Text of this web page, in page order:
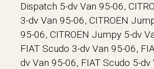
Dispatch 5-dv Van 95-06,
3-dv Van 95-06, CITROËN
95-06, CITROËN Jumpy 5-dv
FIAT Scudo 3-dv Van 95-06,
dv Van 95-06, FIAT Scudo 5-dv